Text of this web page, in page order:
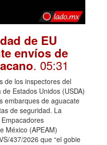
de EU
envíos de
. 05:31
de los inspectores del
Estados Unidos (USDA)
embarques de aguacate
de seguridad. La
México (APEAM)
437/2026 que “el gobie